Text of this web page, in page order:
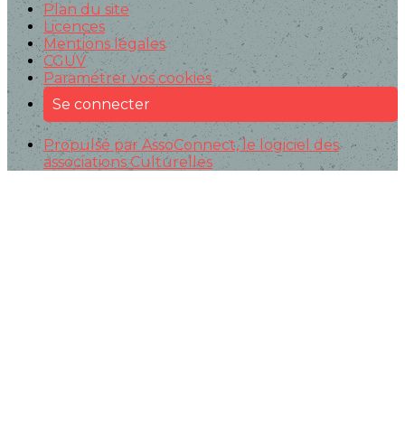
Plan du site
Licences
Mentions légales
CGUV
Paramétrer vos cookies
Se connecter
Propulsé par AssoConnect, le logiciel des
associations Culturelles